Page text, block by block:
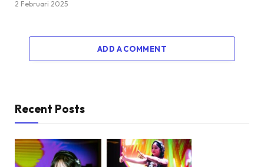
2 Februari 2025
ADD A COMMENT
Recent Posts